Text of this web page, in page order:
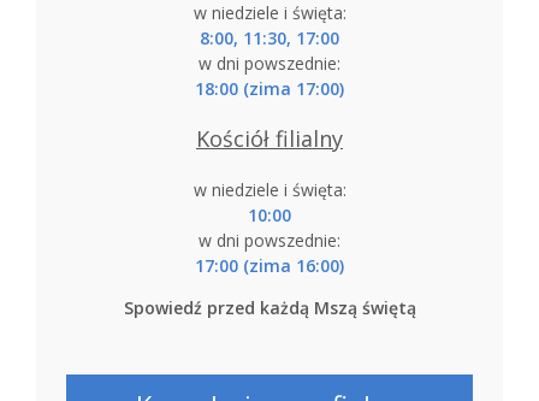
w niedziele i święta:
8:00, 11:30, 17:00
w dni powszednie:
18:00 (zima 17:00)
Kościół filialny
w niedziele i święta:
10:00
w dni powszednie:
17:00 (zima 16:00)
Spowiedź przed każdą Mszą świętą